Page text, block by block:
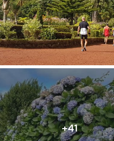
+41